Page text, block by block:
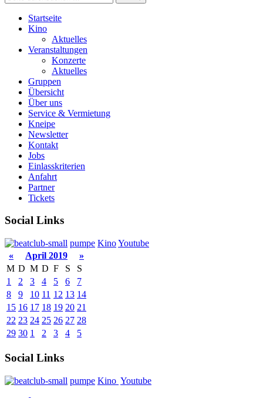
Startseite
Kino
Aktuelles
Veranstaltungen
Konzerte
Aktuelles
Gruppen
Übersicht
Über uns
Service & Vermietung
Kneipe
Newsletter
Kontakt
Jobs
Einlasskriterien
Anfahrt
Partner
Tickets
Social Links
pumpe KinoYoutube
«
April 2019
»
M D M D F S
S
1
2 3 4 5 6
7
8
9 10 11 12 13 14
15 16 17 18 19 20 21
22 23 24 25 26 27 28
29 30 1 2 3 4 5
Social Links
pumpe Kino Youtube